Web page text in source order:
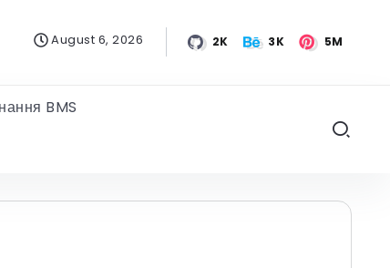
August 6, 2026 2K 3K 5M
BMS